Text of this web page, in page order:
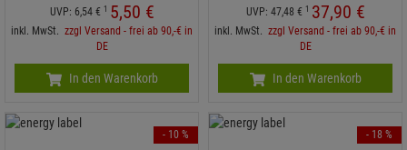
UVP: 6,54 € 1 5,50 €
inkl. MwSt. zzgl Versand - frei ab 90,-€ in
DE
In den Warenkorb
UVP: 47,48 € 1 37,90 €
inkl. MwSt. zzgl Versand - frei ab 90,-€ in
DE
In den Warenkorb
- 10 % - 18 %